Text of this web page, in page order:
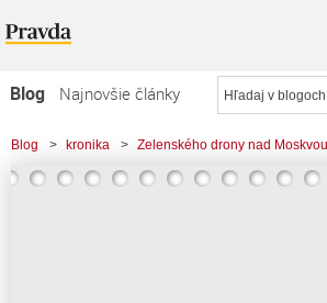
Blog
Najnovšie články
Najčítanejšie články
Najkomentovanejšie články
Blog > kronika > Zelenského drony nad Moskvou